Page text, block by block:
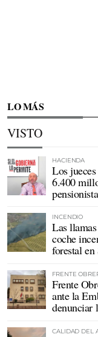
LO MÁS
VISTO
HACIENDA
Los
6.400
INCENDIO
Las
coche
forestal
FRENTE
Frente
ante la
denunciar
CALIDAD DEL